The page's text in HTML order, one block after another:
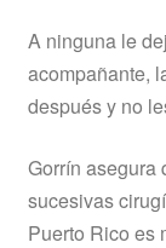
A ninguna le
acompañante,
después y no
Gorrín asegura
sucesivas
Puerto Rico es